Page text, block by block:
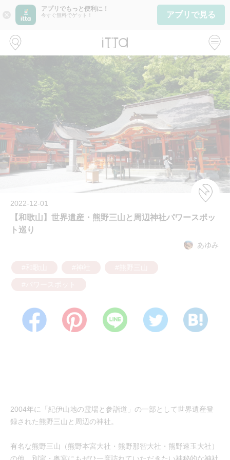
close
アプリでもっと便利に！
今すぐ無料でゲット！ アプリで見る
2022-12-01
【和歌山】世界遺産・熊野三山と周辺神社パワースポッ
ト巡り
あゆみ
2004年に「紀伊山地の霊場と参詣道」の一部として世界遺産登
録された熊野三山と周辺の神社。
有名な熊野三山（熊野本宮大社・熊野那智大社・熊野速玉大社）
の他、別宮・奥宮にもぜひ一度訪れていただきたい神秘的な神社